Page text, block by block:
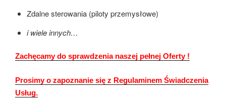
Zdalne sterowania (piloty przemysłowe)
i wiele innych…
Zachęcamy do sprawdzenia naszej pełnej Oferty !
Prosimy o zapoznanie się z Regulaminem Świadczenia
Usług.